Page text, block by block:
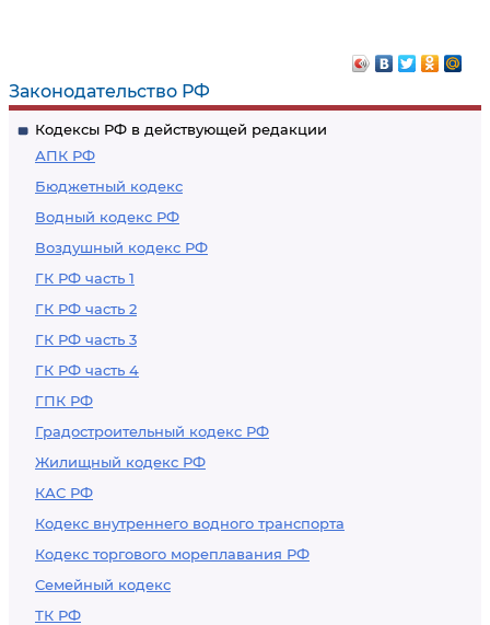
Законодательство РФ
Кодексы РФ в действующей редакции
АПК РФ
Бюджетный кодекс
Водный кодекс РФ
Воздушный кодекс РФ
ГК РФ часть 1
ГК РФ часть 2
ГК РФ часть 3
ГК РФ часть 4
ГПК РФ
Градостроительный кодекс РФ
Жилищный кодекс РФ
КАС РФ
Кодекс внутреннего водного транспорта
Кодекс торгового мореплавания РФ
Семейный кодекс
ТК РФ
ответственность
причиненного
предприятию,
учреждению,
организации